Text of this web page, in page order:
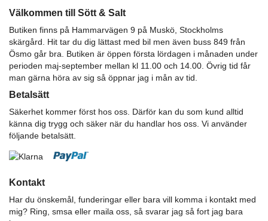
Välkommen till Sött & Salt
Butiken finns på Hammarvägen 9 på Muskö, Stockholms
skärgård. Hit tar du dig lättast med bil men även buss 849 från
Ösmo går bra. Butiken är öppen första lördagen i månaden under
perioden maj-september mellan kl 11.00 och 14.00. Övrig tid får
man gärna höra av sig så öppnar jag i mån av tid.
Betalsätt
Säkerhet kommer först hos oss. Därför kan du som kund alltid
känna dig trygg och säker när du handlar hos oss. Vi använder
följande betalsätt.
Kontakt
Har du önskemål, funderingar eller bara vill komma i kontakt med
mig? Ring, smsa eller maila oss, så svarar jag så fort jag bara